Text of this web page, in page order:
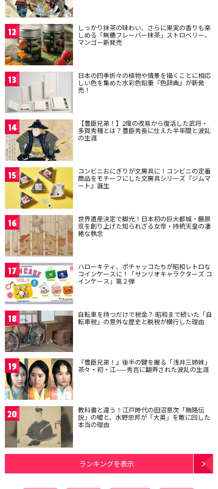
12 しっかり抹茶の味わい、さらに果実の香りも楽
しめる「無糖フレーバー抹茶」ストロベリー、
マンゴー新発売
13 日本の四季折々の植物や情景を描くことに相応
しい色を集めた水彩色鉛筆『色辞典』が新発
売！
14 【豊臣兄弟！】2度の改易から復活した武将・
多賀秀種とは？豊臣秀長に仕えた半年間と波乱
の生涯
15 コンビニおにぎりが文房具に！コンビニの定番
商品をモチーフにした文房具シリーズ『ジムマ
ート』誕生
16 世界遺産決定で脚光！日本初の巨大都城・藤原
京を創り上げた知られざる女帝・持統天皇の凄
絶な執念
17 ハローキティ、ポチャッコたちが昭和レトロな
コインケースに！「サンリオキャラクターズ コ
インケース」第２弾
18 自転車を持つだけで税金？ 昭和まで続いた「自
転車税」の意外な歴史と脱税が横行した理由
19 『豊臣兄弟！』後半の鍵を握る「浅井三姉妹」
茶々・初・江——秀吉に翻弄された波乱の生涯
20 教科書と違う！江戸時代の田沼意次「賄賂伝
説」の嘘と、水野忠邦が「大奥」を敵に回した
本当の理由
ランキングを表示